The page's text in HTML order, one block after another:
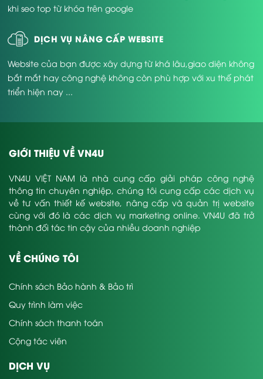
khi seo top từ khóa trên google
DỊCH VỤ NÂNG CẤP WEBSITE
Website của bạn được xây dựng từ khá lâu,giao diện không
bắt mắt hay công nghệ không còn phù hợp với xu thế phát
triển hiện nay ...
GIỚI THIỆU VỀ VN4U
VN4U VIỆT NAM là nhà cung cấp giải pháp công nghệ
thông tin chuyên nghiệp, chúng tôi cung cấp các dịch vụ
về tư vấn thiết kế website, nâng cấp và quản trị website
cùng với đó là các dịch vụ marketing online. VN4U đã trở
thành đối tác tin cậy của nhiều doanh nghiệp
VỀ CHÚNG TÔI
Chính sách Bảo hành & Bảo trì
Quy trình làm việc
Chính sách thanh toán
Cộng tác viên
DỊCH VỤ